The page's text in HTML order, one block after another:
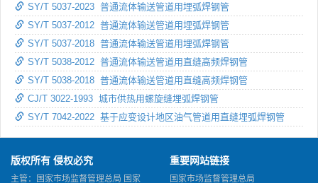
SY/T 5037-2023 普通流体输送管道用埋弧焊钢管
SY/T 5037-2012 普通流体输送管道用埋弧焊钢管
SY/T 5037-2018 普通流体输送管道用埋弧焊钢管
SY/T 5038-2012 普通流体输送管道用直缝高频焊钢管
SY/T 5038-2018 普通流体输送管道用直缝高频焊钢管
CJ/T 3022-1993 城市供热用螺旋缝埋弧焊钢管
SY/T 7042-2022 基于应变设计地区油气管道用直缝埋弧焊钢管
版权所有 侵权必究
主管：国家市场监督管理总局 国家
重要网站链接
国家市场监督管理总局